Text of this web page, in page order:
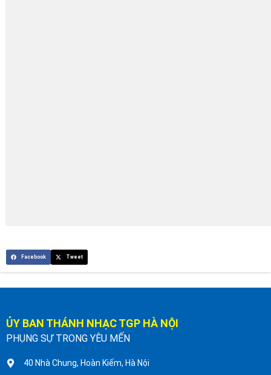
Facebook Tweet
ỦY BAN THÁNH NHẠC TGP HÀ NỘI
PHỤNG SỰ TRONG YÊU MẾN
40 Nhà Chung, Hoàn Kiếm, Hà Nội